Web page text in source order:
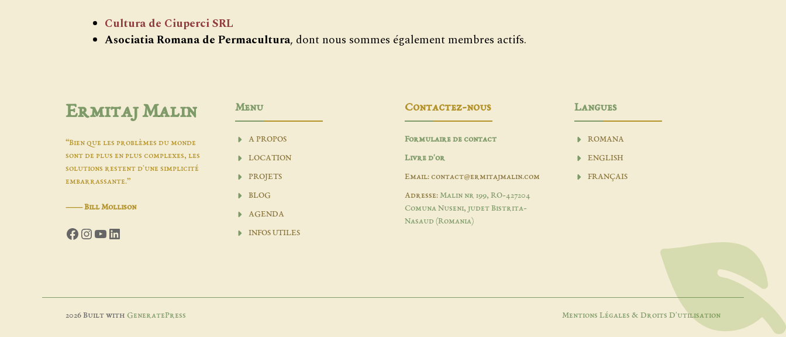
Cultura de Ciuperci SRL
Asociatia Romana de Permacultura, dont nous sommes également membres actifs.
Ermitaj Malin
“Bien que les problèmes du monde
sont de plus en plus complexes, les
solutions restent d'une simplicité
embarrassante.”
―Bill Mollison
Facebook
Instagram
YouTube
LinkedIn
Menu
A PROPOS
LOCATION
PROJETS
BLOG
AGENDA
INFOS UTILES
Contactez-nous
Formulaire de contact
Livre d'or
Email: contact@ermitajmalin.com
Adresse: Malin nr 199, RO-427204
Comuna Nuseni, judet Bistrita-
Nasaud (Romania)
Langues
ROMANA
ENGLISH
FRANÇAIS
2026 Built with GeneratePress Mentions Légales & Droits D'utilisation